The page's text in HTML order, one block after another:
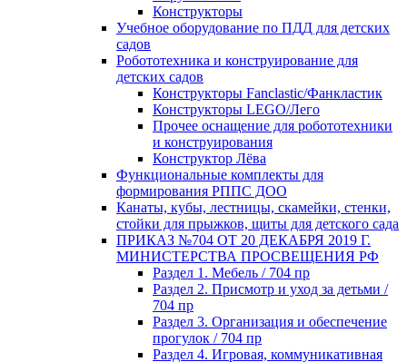
Конструкторы
Учебное оборудование по ПДД для детских
садов
Робототехника и конструирование для
детских садов
Конструкторы Fanclastic/Фанкластик
Конструкторы LEGO/Лего
Прочее оснащение для робототехники
и конструирования
Конструктор Лёва
Функциональные комплекты для
формирования РППС ДОО
Канаты, кубы, лестницы, скамейки, стенки,
стойки для прыжков, щиты для детского сада
ПРИКАЗ №704 ОТ 20 ДЕКАБРЯ 2019 Г.
МИНИСТЕРСТВА ПРОСВЕЩЕНИЯ РФ
Раздел 1. Мебель / 704 пр
Раздел 2. Присмотр и уход за детьми /
704 пр
Раздел 3. Организация и обеспечение
прогулок / 704 пр
Раздел 4. Игровая, коммуникативная